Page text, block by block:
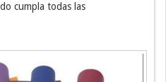
cumpla todas las